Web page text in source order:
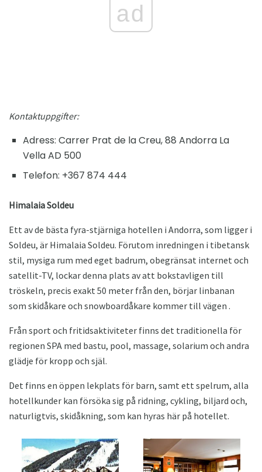
ad
Kontaktuppgifter:
Adress: Carrer Prat de la Creu, 88 Andorra La
Vella AD 500
Telefon: +367 874 444
Himalaia Soldeu
Ett av de bästa fyra-stjärniga hotellen i Andorra, som ligger i
Soldeu, är Himalaia Soldeu. Förutom inredningen i tibetansk
stil, mysiga rum med eget badrum, obegränsat internet och
satellit-TV, lockar denna plats av att bokstavligen till
tröskeln, precis exakt 50 meter från den, börjar linbanan
som skidåkare och snowboardåkare kommer till vägen .
Från sport och fritidsaktiviteter finns det traditionella för
regionen SPA med bastu, pool, massage, solarium och andra
glädje för kropp och själ.
Det finns en öppen lekplats för barn, samt ett spelrum, alla
hotellkunder kan försöka sig på ridning, cykling, biljard och,
naturligtvis, skidåkning, som kan hyras här på hotellet.